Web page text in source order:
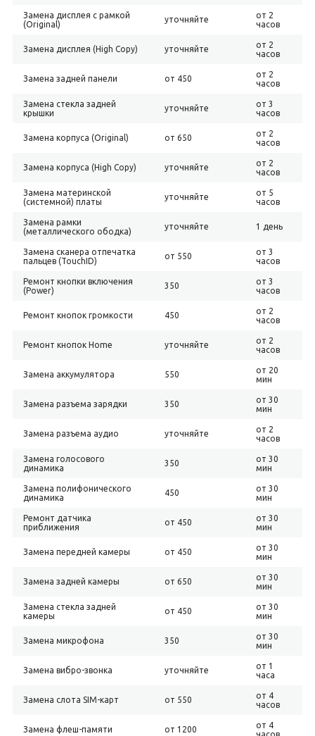
Замена дисплея с рамкой
(Original)
уточняйте
от 2
часов
Замена дисплея (High Copy) уточняйте
от 2
часов
Замена задней панели от 450
от 2
часов
Замена стекла задней
крышки
уточняйте
от 3
часов
Замена корпуса (Original) от 650
от 2
часов
Замена корпуса (High Copy) уточняйте
от 2
часов
Замена материнской
(системной) платы
уточняйте
от 5
часов
Замена рамки
(металлического ободка)
уточняйте 1 день
Замена сканера отпечатка
пальцев (TouchID)
от 550
от 3
часов
Ремонт кнопки включения
(Power)
350
от 3
часов
Ремонт кнопок громкости 450
от 2
часов
Ремонт кнопок Home уточняйте
от 2
часов
Замена аккумулятора 550
от 20
мин
Замена разъема зарядки 350
от 30
мин
Замена разъема аудио уточняйте
от 2
часов
Замена голосового
динамика
350
от 30
мин
Замена полифонического
динамика
450
от 30
мин
Ремонт датчика
приближения
от 450
от 30
мин
Замена передней камеры от 450
от 30
мин
Замена задней камеры от 650
от 30
мин
Замена стекла задней
камеры
от 450
от 30
мин
Замена микрофона 350
от 30
мин
Замена вибро-звонка уточняйте
от 1
часа
Замена слота SIM-карт от 550
от 4
часов
Замена флеш-памяти от 1200
от 4